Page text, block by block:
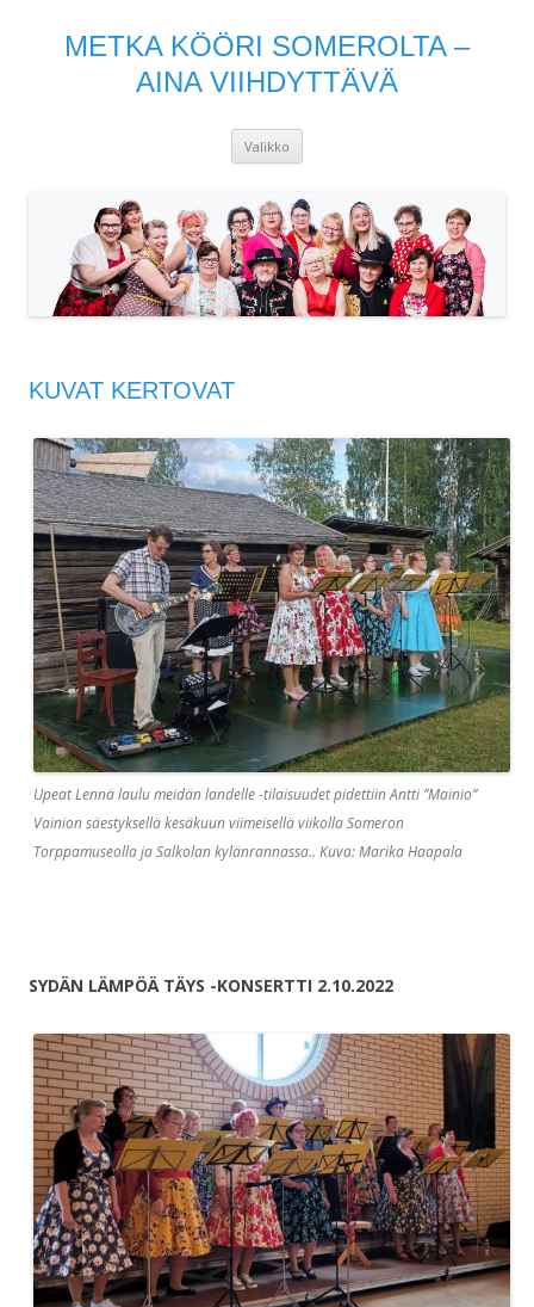
METKA KÖÖRI SOMEROLTA –
AINA VIIHDYTTÄVÄ
Valikko
KUVAT KERTOVAT
Upeat Lennä laulu meidän landelle -tilaisuudet pidettiin Antti ”Mainio”
Vainion säestyksellä kesäkuun viimeisellä viikolla Someron
Torppamuseolla ja Salkolan kylänrannassa.. Kuva: Marika Haapala
SYDÄN LÄMPÖÄ TÄYS -KONSERTTI 2.10.2022